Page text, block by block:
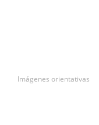
Imágenes orientativas